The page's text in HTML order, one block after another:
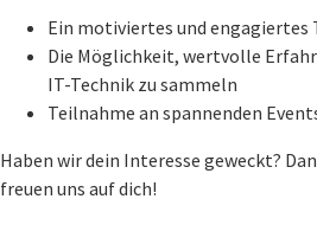
Ein motiviertes und engagiertes
Die Möglichkeit, wertvolle
IT-Technik zu sammeln
Teilnahme an spannenden
Haben wir dein Interesse geweckt?
freuen uns auf dich!